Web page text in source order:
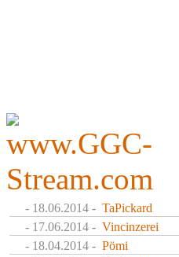
- 18.06.2014 - TaPickard
- 17.06.2014 - Vincinzerei
- 18.04.2014 - Pömi